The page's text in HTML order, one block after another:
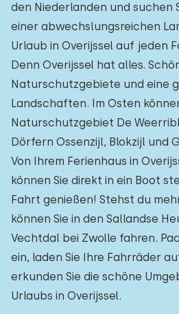
den Niederlanden und suchen
einer abwechslungsreichen
Urlaub in Overijssel auf jeden
Denn Overijssel hat alles.
Naturschutzgebiete und eine
Landschaften. Im Osten
Naturschutzgebiet De
Dörfern Ossenzijl, Blokzijl und
Von Ihrem Ferienhaus in
können Sie direkt in ein Boot
Fahrt genießen! Stehst du
können Sie in den Sallandse
Vechtdal bei Zwolle fahren.
ein, laden Sie Ihre Fahrräder
erkunden Sie die schöne
Urlaubs in Overijssel.